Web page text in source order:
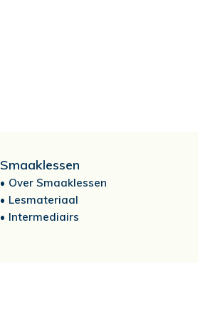
Smaaklessen
Over Smaaklessen
Lesmateriaal
Intermediairs